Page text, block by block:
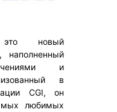
новый
наполненный
и
в
CGI, он
любимых